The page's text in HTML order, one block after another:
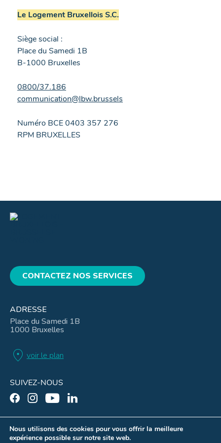
Le Logement Bruxellois S.C.
Siège social :
Place du Samedi 1B
B-1000 Bruxelles
0800/37.186
communication@lbw.brussels
Numéro BCE 0403 357 276
RPM BRUXELLES
CONTACTEZ NOS SERVICES
ADRESSE
Place du Samedi 1B
1000 Bruxelles
location_on voir le plan
SUIVEZ-NOUS
Nous utilisons des cookies pour vous offrir la meilleure
expérience possible sur notre site web.